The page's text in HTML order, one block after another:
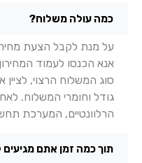
כמה עולה משלוח?
על מנת לקבל הצעת מחיר
אנא הכנסו לעמוד המחירון
סוג המשלוח הרצוי, לציין את
גודל וחומרי המשלוח. לאחר
הרלוונטיים, המערכת תחשב
תוך כמה זמן אתם מגיעים